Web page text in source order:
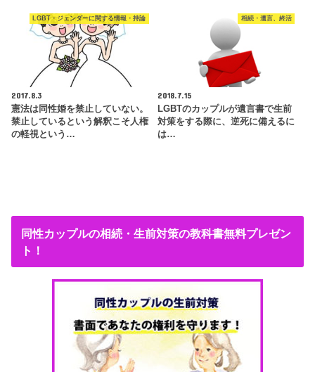
LGBT・ジェンダーに関する情報・持論
2017.8.3
憲法は同性婚を禁止していない。
禁止しているという解釈こそ人権
の軽視という…
相続・遺言、終活
2018.7.15
LGBTのカップルが遺言書で生前
対策をする際に、逆死に備えるに
は…
同性カップルの相続・生前対策の教科書無料プレゼン
ト！